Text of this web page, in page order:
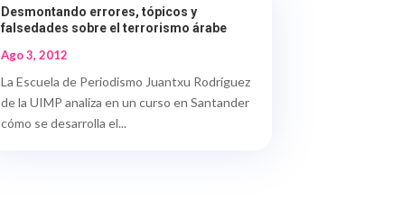
Desmontando errores, tópicos y
falsedades sobre el terrorismo árabe
Ago 3, 2012
La Escuela de Periodismo Juantxu Rodríguez
de la UIMP analiza en un curso en Santander
cómo se desarrolla el...